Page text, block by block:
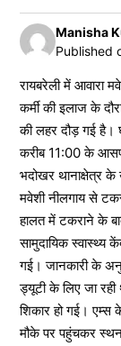
Manisha
Published
रायबरेली में आवारा
कर्मी की इलाज के
की लहर दौड़ गई है।
करीब 11:00 के
भदोखर थानाक्षेत्र के
मवेशी नीलगाय से
हालत में टकराने के
सामुदायिक स्वास्थ्य
गई। जानकारी के
ड्यूटी के लिए जा
शिकार हो गई। एम्स
मौके पर पहुंचकर